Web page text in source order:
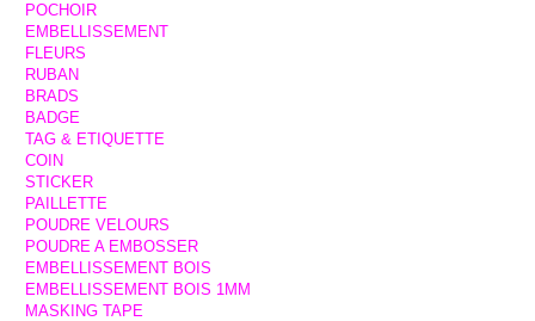
POCHOIR
EMBELLISSEMENT
FLEURS
RUBAN
BRADS
BADGE
TAG & ETIQUETTE
COIN
STICKER
PAILLETTE
POUDRE VELOURS
POUDRE A EMBOSSER
EMBELLISSEMENT BOIS
EMBELLISSEMENT BOIS 1MM
MASKING TAPE